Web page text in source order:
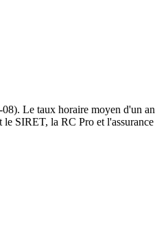
Le taux horaire moyen d'un
SIRET, la RC Pro et